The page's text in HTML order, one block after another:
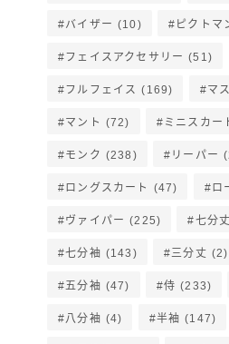
バイザー (10) ピクトマ
フェイスアクセサリー (51)
フルフェイス (169) マ
マント (72) ミニスカー
モンク (238) リーパー
ロングスカート (47) ロ
ヴァイパー (225) 七分丈
七分袖 (143) 三分丈 (2)
五分袖 (47) 侍 (233)
八分袖 (4) 半袖 (147)